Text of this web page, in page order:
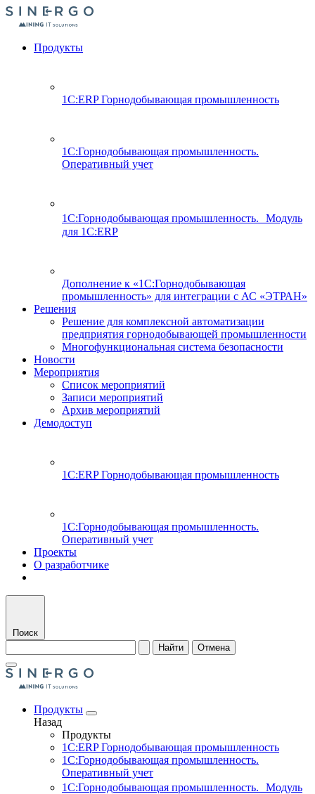
Продукты
1С:ERP Горнодобывающая промышленность
1С:Горнодобывающая промышленность.
Оперативный учет
1С:Горнодобывающая промышленность. Модуль
для 1С:ERP
Дополнение к «1С:Горнодобывающая
промышленность» для интеграции с АС «ЭТРАН»
Решения
Решение для комплексной автоматизации
предприятия горнодобывающей промышленности
Многофункциональная система безопасности
Новости
Мероприятия
Список мероприятий
Записи мероприятий
Архив мероприятий
Демодоступ
1С:ERP Горнодобывающая промышленность
1С:Горнодобывающая промышленность.
Оперативный учет
Проекты
О разработчике
Поиск
Найти
Отмена
Продукты
Назад
Продукты
1С:ERP Горнодобывающая промышленность
1С:Горнодобывающая промышленность.
Оперативный учет
1С:Горнодобывающая промышленность. Модуль